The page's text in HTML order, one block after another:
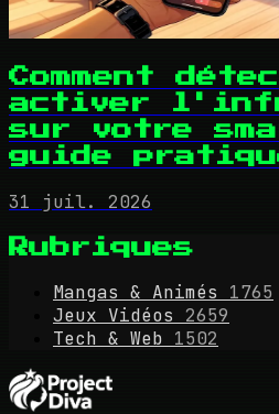
Comment
activer
sur votre
guide
31 juil. 2026
Rubriques
Mangas & Animés
1765
Jeux Vidéos
2659
Tech & Web 1502